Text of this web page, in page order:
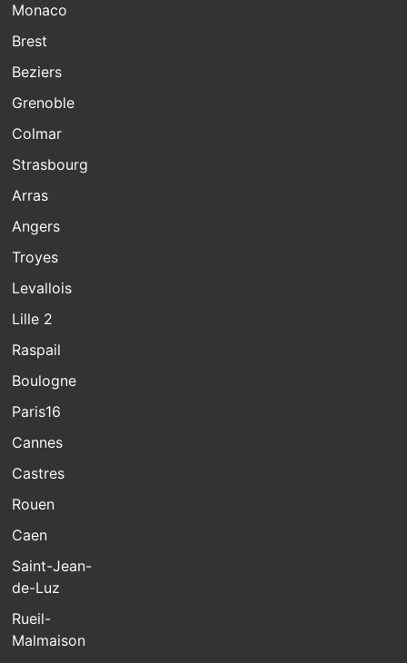
Monaco
Brest
Beziers
Grenoble
Colmar
Strasbourg
Arras
Angers
Troyes
Levallois
Lille 2
Raspail
Boulogne
Paris16
Cannes
Castres
Rouen
Caen
Saint-Jean-
de-Luz
Rueil-
Malmaison